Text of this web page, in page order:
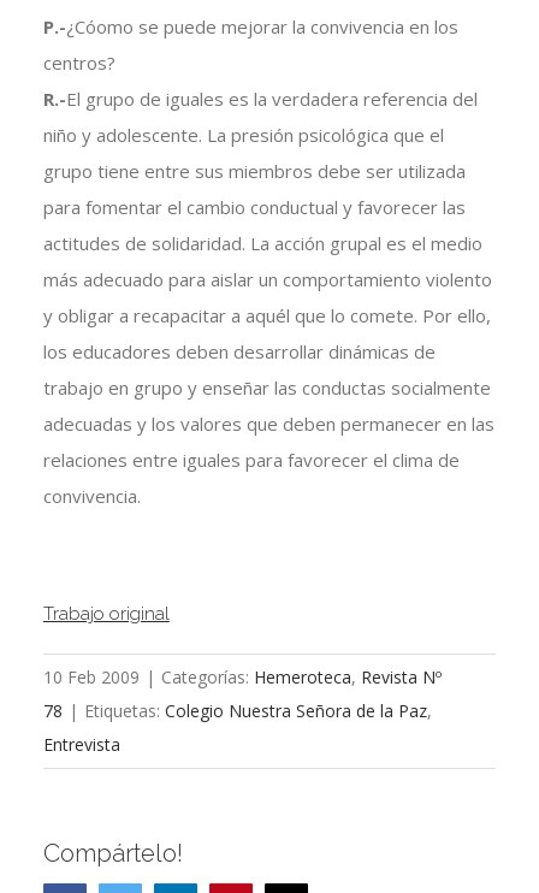
P.-¿Cóomo se puede mejorar la convivencia en los
centros?
R.-El grupo de iguales es la verdadera referencia del
niño y adolescente. La presión psicológica que el
grupo tiene entre sus miembros debe ser utilizada
para fomentar el cambio conductual y favorecer las
actitudes de solidaridad. La acción grupal es el medio
más adecuado para aislar un comportamiento violento
y obligar a recapacitar a aquél que lo comete. Por ello,
los educadores deben desarrollar dinámicas de
trabajo en grupo y enseñar las conductas socialmente
adecuadas y los valores que deben permanecer en las
relaciones entre iguales para favorecer el clima de
convivencia.
Trabajo original
10 Feb 2009 | Categorías: Hemeroteca, Revista Nº
78 | Etiquetas: Colegio Nuestra Señora de la Paz,
Entrevista
Compártelo!